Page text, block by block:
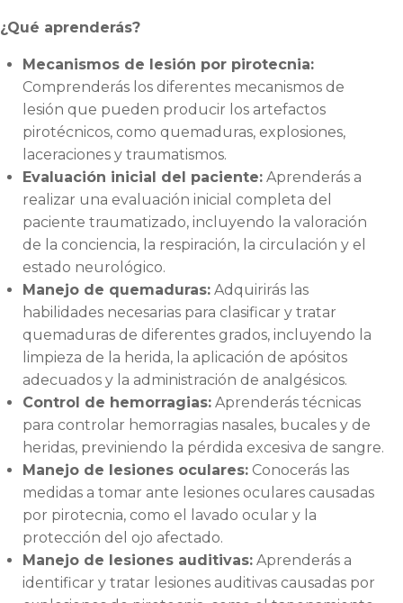
¿Qué aprenderás?
Mecanismos de lesión por pirotecnia:
Comprenderás los diferentes mecanismos de
lesión que pueden producir los artefactos
pirotécnicos, como quemaduras, explosiones,
laceraciones y traumatismos.
Evaluación inicial del paciente: Aprenderás a
realizar una evaluación inicial completa del
paciente traumatizado, incluyendo la valoración
de la conciencia, la respiración, la circulación y el
estado neurológico.
Manejo de quemaduras: Adquirirás las
habilidades necesarias para clasificar y tratar
quemaduras de diferentes grados, incluyendo la
limpieza de la herida, la aplicación de apósitos
adecuados y la administración de analgésicos.
Control de hemorragias: Aprenderás técnicas
para controlar hemorragias nasales, bucales y de
heridas, previniendo la pérdida excesiva de sangre.
Manejo de lesiones oculares: Conocerás las
medidas a tomar ante lesiones oculares causadas
por pirotecnia, como el lavado ocular y la
protección del ojo afectado.
Manejo de lesiones auditivas: Aprenderás a
identificar y tratar lesiones auditivas causadas por